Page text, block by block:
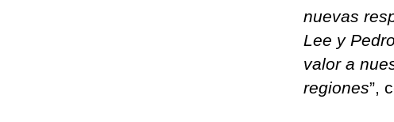
nuevas
Lee y
valor a
regiones”,